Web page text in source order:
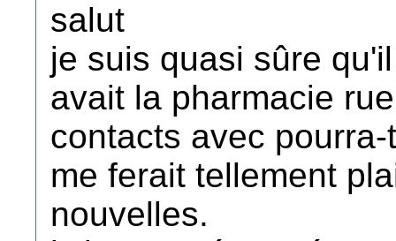
salut
je suis quasi sûre
avait la pharmacie
contacts avec
me ferait tellement
nouvelles.